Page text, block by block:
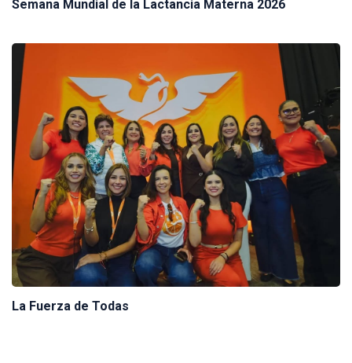
Semana Mundial de la Lactancia Materna 2026
La Fuerza de Todas